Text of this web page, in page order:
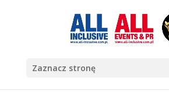
Zaznacz stronę